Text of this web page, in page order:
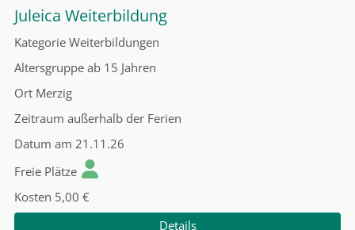
Juleica Weiterbildung
Kategorie Weiterbildungen
Altersgruppe ab 15 Jahren
Ort Merzig
Zeitraum außerhalb der Ferien
Datum am 21.11.26
Freie Plätze
Kosten 5,00 €
Details